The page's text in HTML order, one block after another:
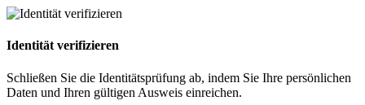
Identität verifizieren
Schließen Sie die Identitätsprüfung ab, indem Sie Ihre persönlichen
Daten und Ihren gültigen Ausweis einreichen.